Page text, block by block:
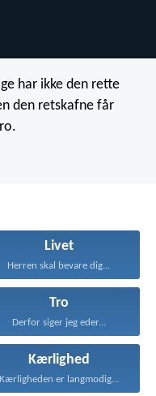
har ikke den rette
den retskafne får
Livet
Herren skal bevare dig...
Tro
Derfor siger jeg eder...
Kærlighed
Kærligheden er langmodig, er...